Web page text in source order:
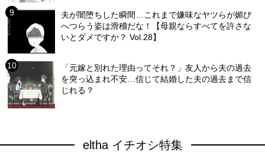
夫が闇堕ちした瞬間…これまで嫌味なヤツらが媚び
へつらう姿は滑稽だな！【母親ならすべてを許さな
いとダメですか？ Vol.28】
「元嫁と別れた理由ってそれ？」友人から夫の過去
を突っ込まれ不安…信じて結婚した夫の過去まで信
じれる？
eltha イチオシ特集